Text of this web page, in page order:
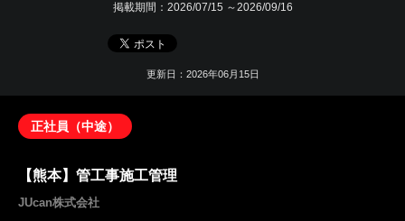
掲載期間： 2026/07/15 ～2026/09/16
更新日：2026年06月15日
正社員（中途）
【熊本】管工事施工管理
JUcan株式会社